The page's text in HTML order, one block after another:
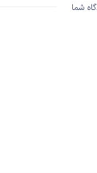
شما